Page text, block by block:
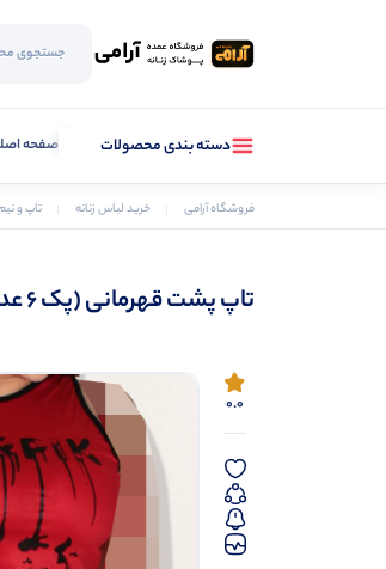
دسته بندی محصولات صفحه
فروشگاه آرامی خرید لباس زنانه تاپ و
تاپ پشت قهرمانی (پک 6 عددی)
0.0